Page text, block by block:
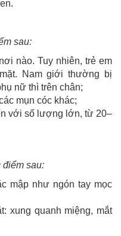
sau:
nào. Tuy nhiên, trẻ em
Nam giới thường bị
nữ thì trên chân;
mụn cóc khác;
với số lượng lớn, từ 20–
điểm sau:
mập như ngón tay mọc
xung quanh miệng, mắt